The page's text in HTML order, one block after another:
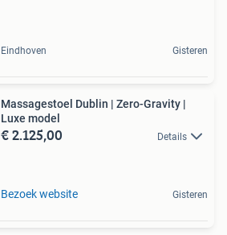
Eindhoven Gisteren
Massagestoel Dublin | Zero-Gravity |
Luxe model
€ 2.125,00 Details
Bezoek website Gisteren